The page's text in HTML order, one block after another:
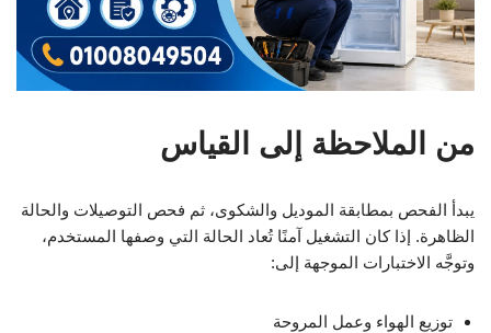
من الملاحظة إلى القياس
يبدأ الفحص بمطابقة الموديل والشكوى، ثم فحص التوصيلات والحالة
الظاهرة. إذا كان التشغيل آمنًا تُعاد الحالة التي وصفها المستخدم،
وتوجَّه الاختبارات الموجهة إلى:
توزيع الهواء وعمل المروحة